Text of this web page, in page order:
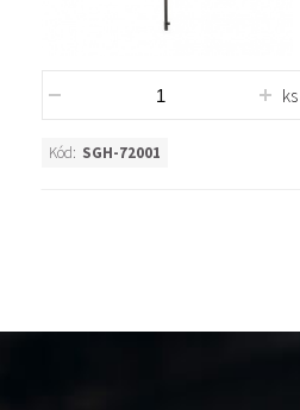
ks
Kód: SGH-72001